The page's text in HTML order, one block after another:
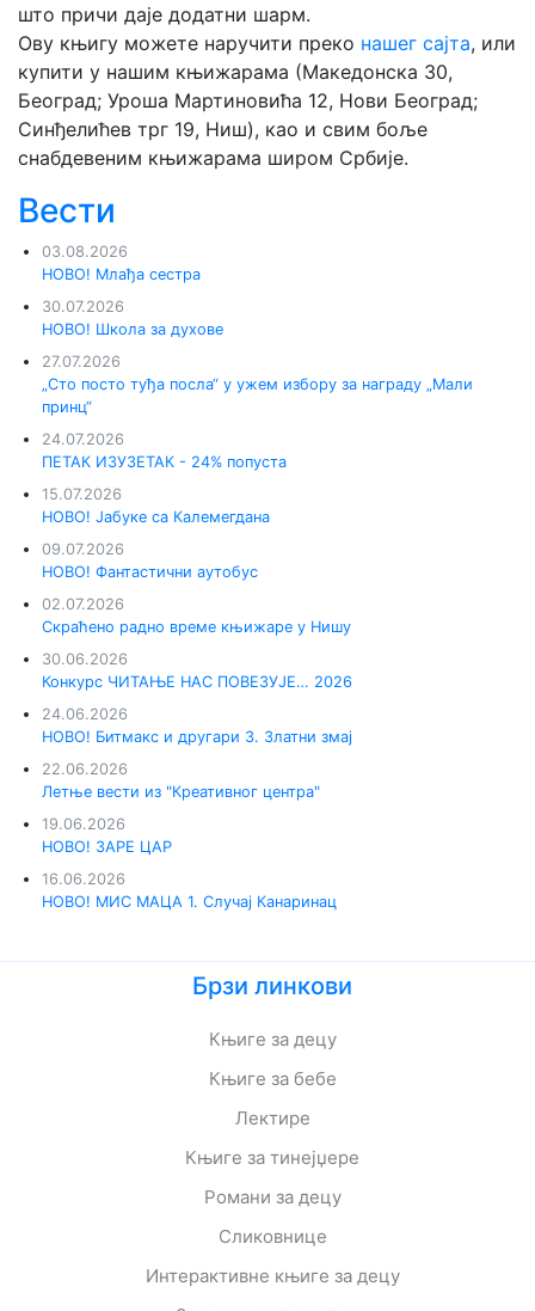
што причи даје додатни шарм.
Ову књигу можете наручити преко нашег сајта, или
купити у нашим књижарама (Македонска 30,
Београд; Уроша Мартиновића 12, Нови Београд;
Синђелићев трг 19, Ниш), као и свим боље
снабдевеним књижарама широм Србије.
Вести
03.08.2026
НОВО! Млађа сестра
30.07.2026
НОВО! Школа за духове
27.07.2026
„Сто посто туђа посла“ у ужем избору за награду „Мали
принц“
24.07.2026
ПЕТАК ИЗУЗЕТАК - 24% попуста
15.07.2026
НОВО! Јабуке са Калемегдана
09.07.2026
НОВО! Фантастични аутобус
02.07.2026
Скраћено радно време књижаре у Нишу
30.06.2026
Конкурс ЧИТАЊЕ НАС ПОВЕЗУЈЕ… 2026
24.06.2026
НОВО! Битмакс и другари 3. Златни змај
22.06.2026
Летње вести из "Креативног центра"
19.06.2026
НОВО! ЗАРЕ ЦАР
16.06.2026
НОВО! МИС МАЦА 1. Случај Канаринац
Брзи линкови
Књиге за децу
Књиге за бебе
Лектире
Књиге за тинејџере
Романи за децу
Сликовнице
Интерактивне књиге за децу